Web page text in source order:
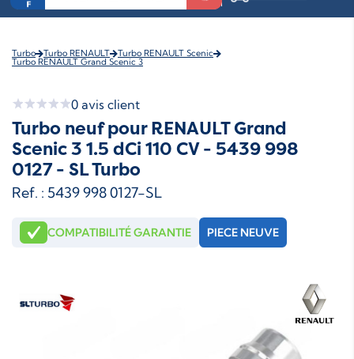
Turbo Turbo RENAULT Turbo RENAULT Scenic
Turbo RENAULT Grand Scenic 3
0 avis client
Turbo neuf pour RENAULT Grand
Scenic 3 1.5 dCi 110 CV - 5439 998
0127 - SL Turbo
Ref. : 5439 998 0127-SL
COMPATIBILITÉ GARANTIE PIECE NEUVE